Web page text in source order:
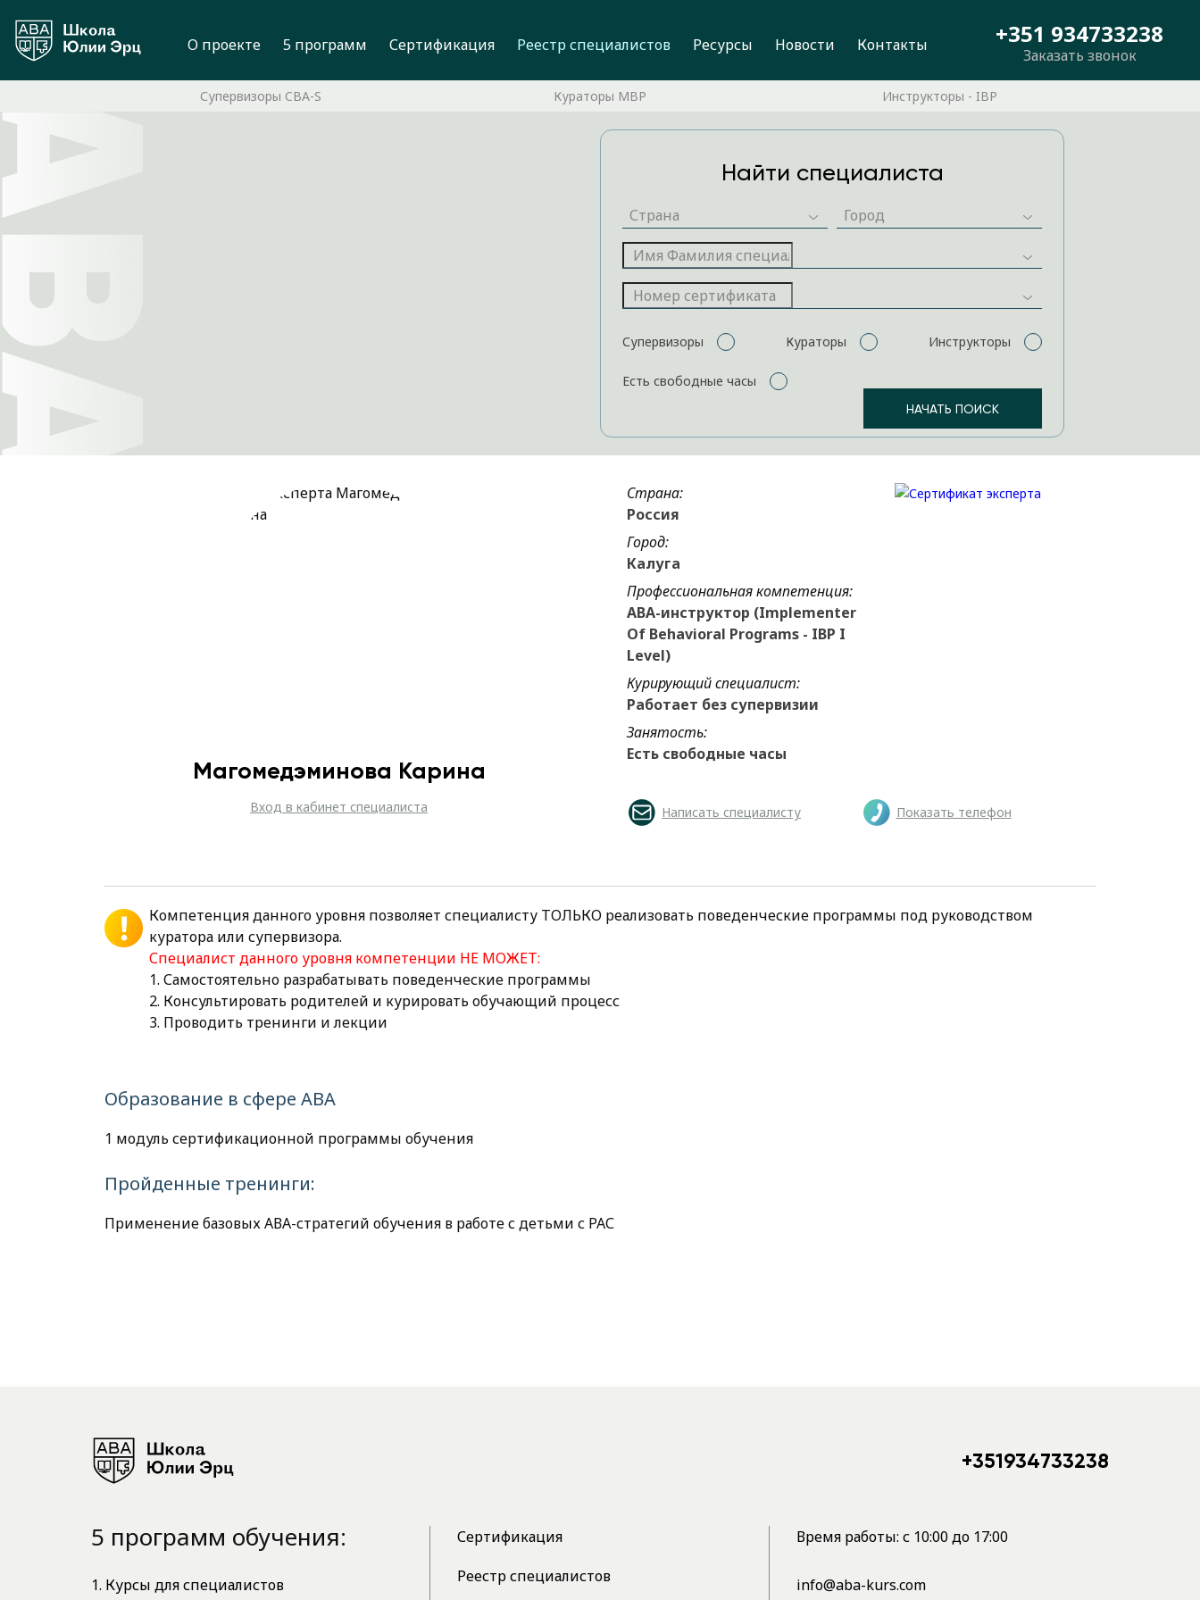
О проекте 5 программ Сертификация Реестр специалистов Ресурсы Новости Контакты +351 934733238
Заказать звонок
Супервизоры CBA-S Кураторы MBP Инструкторы - IBP
Найти специалиста
Супервизоры Кураторы Инструкторы
Есть свободные часы
Магомедэминова Карина
Вход в кабинет специалиста
Страна:
Россия
Город:
Калуга
Профессиональная компетенция:
ABA-инструктор (Implementer
Of Behavioral Programs - IBP I
Level)
Курирующий специалист:
Работает без супервизии
Занятость:
Есть свободные часы
Написать специалисту Показать телефон
Компетенция данного уровня позволяет специалисту ТОЛЬКО реализовать поведенческие программы под руководством
куратора или супервизора.
Специалист данного уровня компетенции НЕ МОЖЕТ:
1. Самостоятельно разрабатывать поведенческие программы
2. Консультировать родителей и курировать обучающий процесс
3. Проводить тренинги и лекции
Образование в сфере АВА
1 модуль сертификационной программы обучения
Пройденные тренинги:
Применение базовых АВА-стратегий обучения в работе с детьми с РАС
+351934733238
5 программ обучения:
1. Курсы для специалистов
Сертификация
Реестр специалистов
Время работы: с 10:00 до 17:00
info@aba-kurs.com